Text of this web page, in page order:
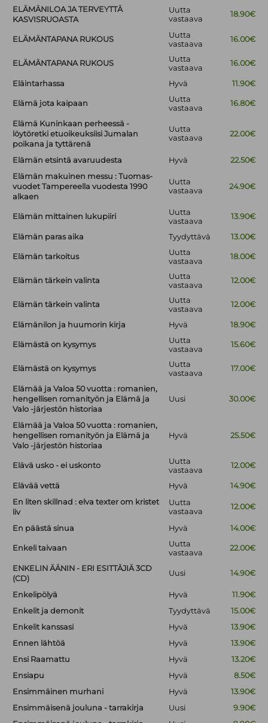
ELÄMÄNILOA JA TERVEYTTÄ
KASVISRUOASTA
Uutta
vastaava
18.90€
ELÄMÄNTAPANA RUKOUS
Uutta
vastaava
16.00€
ELÄMÄNTAPANA RUKOUS
Uutta
vastaava
16.00€
Eläintarhassa Hyvä 11.90€
Elämä jota kaipaan
Uutta
vastaava
16.80€
Elämä Kuninkaan perheessä -
löytöretki etuoikeuksiisi Jumalan
poikana ja tyttärenä
Uutta
vastaava
22.00€
Elämän etsintä avaruudesta Hyvä
22.50€
Elämän makuinen messu : Tuomas-
vuodet Tampereella vuodesta 1990
alkaen
Uutta
vastaava
24.90€
Elämän mittainen lukupiiri
Uutta
vastaava
13.90€
Elämän paras aika Tyydyttävä 13.00€
Elämän tarkoitus
Uutta
vastaava
18.00€
Elämän tärkein valinta
Uutta
vastaava
12.00€
Elämän tärkein valinta
Uutta
vastaava
12.00€
Elämänilon ja huumorin kirja Hyvä 18.90€
Elämästä on kysymys
Uutta
vastaava
15.60€
Elämästä on kysymys
Uutta
vastaava
17.00€
Elämää ja Valoa 50 vuotta : romanien,
hengellisen romanityön ja Elämä ja
Valo -järjestön historiaa
Uusi 30.00€
Elämää ja Valoa 50 vuotta : romanien,
hengellisen romanityön ja Elämä ja
Valo -järjestön historiaa
Hyvä 25.50€
Elävä usko - ei uskonto
Uutta
vastaava
12.00€
Elävää vettä Hyvä
14.90€
En liten skillnad : elva texter om kristet
liv
Uutta
vastaava
12.00€
En päästä sinua Hyvä 14.00€
Enkeli taivaan
Uutta
vastaava
22.00€
ENKELIN ÄÄNIN - ERI ESITTÄJIÄ 3CD
(CD)
Uusi 14.90€
Enkelipölyä Hyvä
11.90€
Enkelit ja demonit
Tyydyttävä
15.00€
Enkelit kanssasi
Hyvä
13.90€
Ennen lähtöä
Hyvä
13.90€
Ensi Raamattu
Hyvä
13.20€
Ensiapu
Hyvä
8.50€
Ensimmäinen murhani
Hyvä
13.90€
Ensimmäisenä jouluna - tarrakirja
Uusi
9.90€